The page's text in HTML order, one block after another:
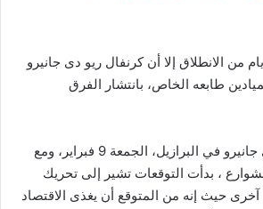
من الانطلاق إلا أن كرنفال ريو دى جانيرو
طابعه الخاص، بانتشار الفرق
وينطلق كرنفال ريو دى جانيرو في البرازيل، الجمعة 9 فبراير، ومع
، بدأت التوقعات تشير إلى تحريك
آخرى حيث إنه من المتوقع أن يغذى الاقتصاد